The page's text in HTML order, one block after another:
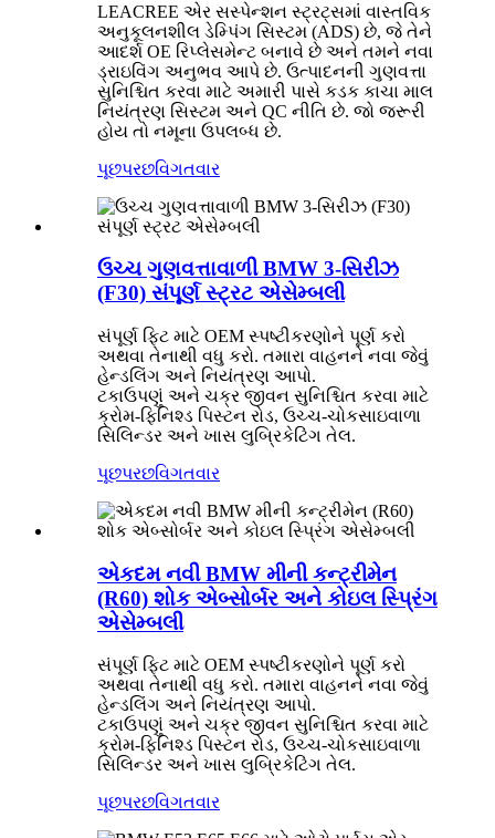
LEACREE એર સસ્પેન્શન સ્ટ્રટ્સમાં વાસ્તવિક
અનુકૂલનશીલ ડેમ્પિંગ સિસ્ટમ (ADS) છે, જે તેને
આદર્શ OE રિપ્લેસમેન્ટ બનાવે છે અને તમને નવા
ડ્રાઇવિંગ અનુભવ આપે છે. ઉત્પાદનની ગુણવત્તા
સુનિશ્ચિત કરવા માટે અમારી પાસે કડક કાચા માલ
નિયંત્રણ સિસ્ટમ અને QC નીતિ છે. જો જરૂરી
હોય તો નમૂના ઉપલબ્ધ છે.
પૂછપરછવિગતવાર
ઉચ્ચ ગુણવત્તાવાળી BMW 3-સિરીઝ
(F30) સંપૂર્ણ સ્ટ્રટ એસેમ્બલી
સંપૂર્ણ ફિટ માટે OEM સ્પષ્ટીકરણોને પૂર્ણ કરો
અથવા તેનાથી વધુ કરો. તમારા વાહનને નવા જેવું
હેન્ડલિંગ અને નિયંત્રણ આપો.
ટકાઉપણું અને ચક્ર જીવન સુનિશ્ચિત કરવા માટે
ક્રોમ-ફિનિશ્ડ પિસ્ટન રોડ, ઉચ્ચ-ચોકસાઇવાળા
સિલિન્ડર અને ખાસ લુબ્રિકેટિંગ તેલ.
પૂછપરછવિગતવાર
એકદમ નવી BMW મીની કન્ટ્રીમેન
(R60) શોક એબ્સોર્બર અને કોઇલ સ્પ્રિંગ
એસેમ્બલી
સંપૂર્ણ ફિટ માટે OEM સ્પષ્ટીકરણોને પૂર્ણ કરો
અથવા તેનાથી વધુ કરો. તમારા વાહનને નવા જેવું
હેન્ડલિંગ અને નિયંત્રણ આપો.
ટકાઉપણું અને ચક્ર જીવન સુનિશ્ચિત કરવા માટે
ક્રોમ-ફિનિશ્ડ પિસ્ટન રોડ, ઉચ્ચ-ચોકસાઇવાળા
સિલિન્ડર અને ખાસ લુબ્રિકેટિંગ તેલ.
પૂછપરછવિગતવાર